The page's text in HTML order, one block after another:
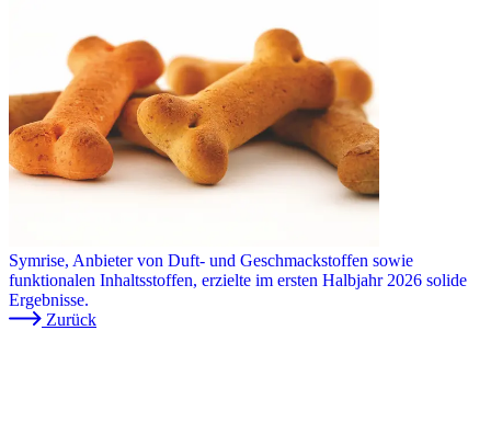
Symrise, Anbieter von Duft- und Geschmackstoffen sowie
funktionalen Inhaltsstoffen, erzielte im ersten Halbjahr 2026 solide
Ergebnisse.
Zurück